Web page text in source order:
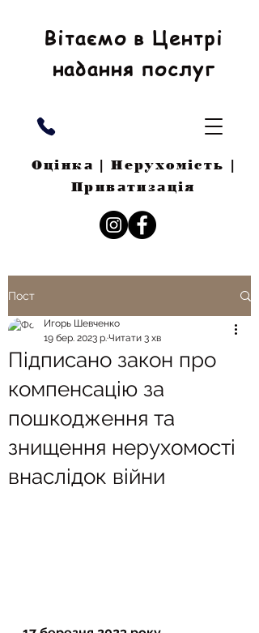
Оцінка | Нерухомість |
Приватизація
Вітаємо в Центрі
надання послуг
Пост
Підписано закон про
компенсацію за
пошкодження та
знищення нерухомості
внаслідок війни
Игорь Шевченко
19 бер. 2023 р.Читати 3 хв